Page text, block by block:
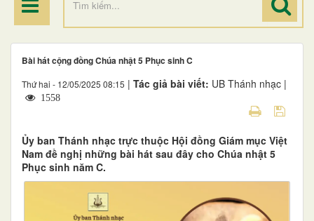
Bài hát cộng đồng Chúa nhật 5 Phục sinh C
Thứ hai - 12/05/2025 08:15 | Tác giả bài viết: UB Thánh nhạc |
1558
Ủy ban Thánh nhạc trực thuộc Hội đồng Giám mục Việt
Nam đề nghị những bài hát sau đây cho Chúa nhật 5
Phục sinh năm C.